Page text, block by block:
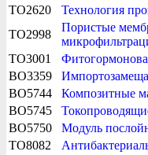
TO2620
Технология
TO2998
Пористые
TO3001
BO3359
BO5744
Композитные
BO5745
BO5750
Модуль
TO8082